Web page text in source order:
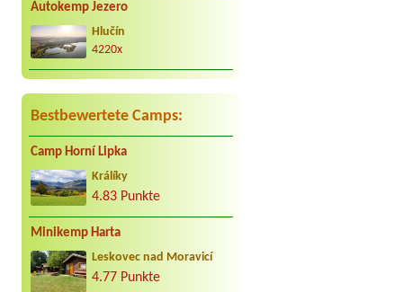
Autokemp Jezero
Hlučín
4220x
Bestbewertete Camps:
Camp Horní Lipka
Králíky
4.83 Punkte
Minikemp Harta
Leskovec nad Moravicí
4.77 Punkte